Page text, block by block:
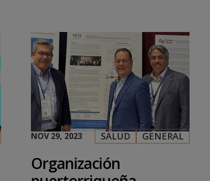
Organización
NOV 29, 2023
| GENERAL
, SALUD